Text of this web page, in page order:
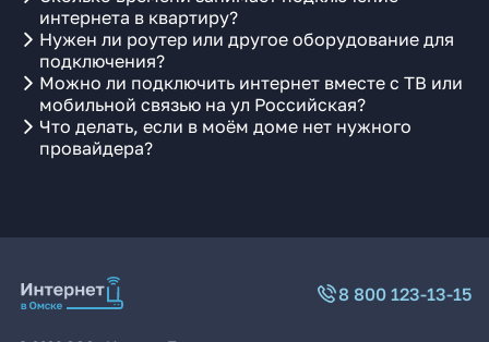
интернета в квартиру?
Нужен ли роутер или другое оборудование для
подключения?
Можно ли подключить интернет вместе с ТВ или
мобильной связью на ул Российская?
Что делать, если в моём доме нет нужного
провайдера?
8 800 123-13-15